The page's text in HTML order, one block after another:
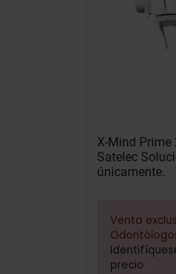
X-Mind Prime
Satelec
únicamente.
Venta
precio